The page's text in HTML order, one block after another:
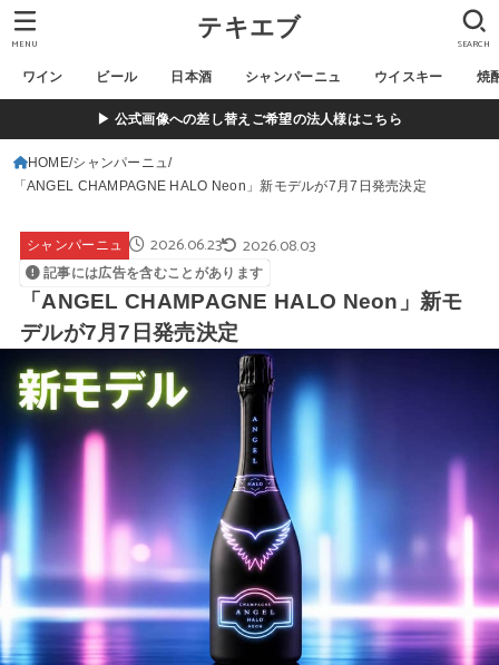
テキエブ
ワイン ビール 日本酒 シャンパーニュ ウイスキー 焼
SEARCH
MENU
▶ 公式画像への差し替えご希望の法人様はこちら
HOME シャンパーニュ
「ANGEL CHAMPAGNE HALO Neon」新モデルが7月7日発売決定
シャンパーニュ 2026.06.23 2026.08.03
記事には広告を含むことがあります
「ANGEL CHAMPAGNE HALO Neon」新モ
デルが7月7日発売決定